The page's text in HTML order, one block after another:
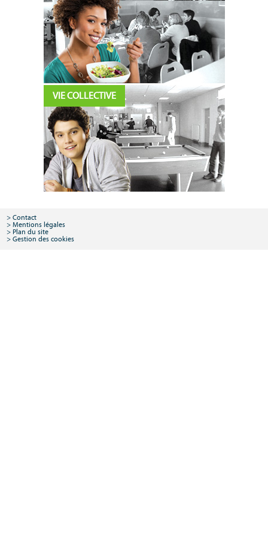
VIE COLLECTIVE
Contact
Mentions légales
Plan du site
Gestion des cookies